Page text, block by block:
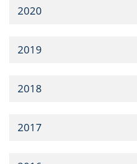
2020
2019
2018
2017